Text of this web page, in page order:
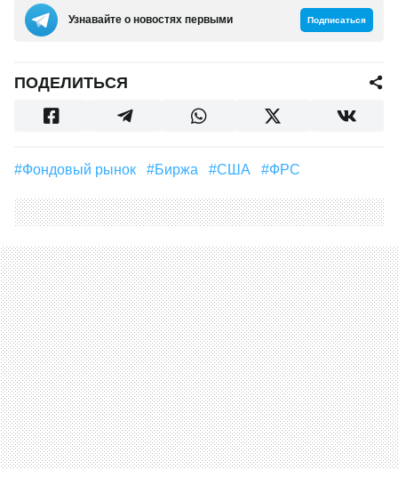
Узнавайте о новостях первыми Подписаться
ПОДЕЛИТЬСЯ
#Фондовый рынок #биржа #США #ФРС